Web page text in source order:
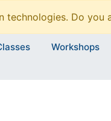
technologies. Do you
Workshops